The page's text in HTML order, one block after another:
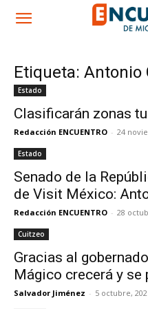
Etiqueta: Antonio
Estado
Clasificarán zonas
Redacción ENCUENTRO - 24
Estado
Senado de la
de Visit México:
Redacción ENCUENTRO - 28
Cuitzeo
Gracias al
Mágico crecerá y se
Salvador Jiménez - 5 octubre,